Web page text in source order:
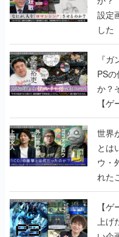
設定
した
書】
『
PS
か？
【
世界
とは
ウ・
れた
画書
【
上げ